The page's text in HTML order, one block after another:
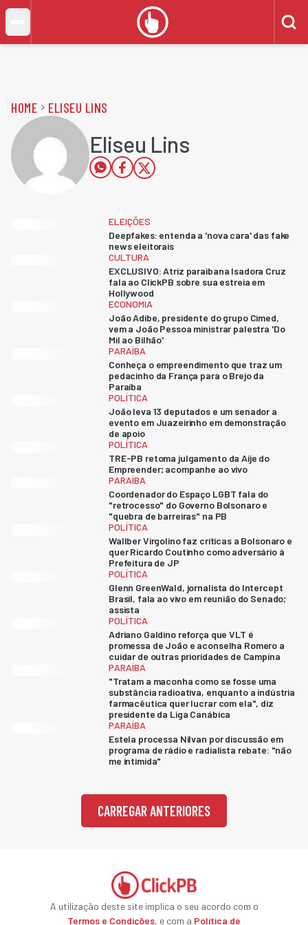
HOME ELISEU LINS
Eliseu Lins
ELEIÇÕES
Deepfakes: entenda a 'nova cara' das fake
news eleitorais
CULTURA
EXCLUSIVO: Atriz paraibana Isadora Cruz
fala ao ClickPB sobre sua estreia em
Hollywood
ECONOMIA
João Adibe, presidente do grupo Cimed,
vem a João Pessoa ministrar palestra 'Do
Mil ao Bilhão'
PARAÍBA
Conheça o empreendimento que traz um
pedacinho da França para o Brejo da
Paraíba
POLÍTICA
João leva 13 deputados e um senador a
evento em Juazeirinho em demonstração
de apoio
POLÍTICA
TRE-PB retoma julgamento da Aije do
Empreender; acompanhe ao vivo
PARAÍBA
Coordenador do Espaço LGBT fala do
"retrocesso" do Governo Bolsonaro e
"quebra de barreiras" na PB
POLÍTICA
Wallber Virgolino faz críticas a Bolsonaro e
quer Ricardo Coutinho como adversário à
Prefeitura de JP
POLÍTICA
Glenn GreenWald, jornalista do Intercept
Brasil, fala ao vivo em reunião do Senado;
assista
POLÍTICA
Adriano Galdino reforça que VLT é
promessa de João e aconselha Romero a
cuidar de outras prioridades de Campina
PARAÍBA
"Tratam a maconha como se fosse uma
substância radioativa, enquanto a indústria
farmacêutica quer lucrar com ela", diz
presidente da Liga Canábica
PARAÍBA
Estela processa Nilvan por discussão em
programa de rádio e radialista rebate: "não
me intimida"
CARREGAR ANTERIORES
A utilização deste site implica o seu acordo com o
Termos e Condições, e com a Política de